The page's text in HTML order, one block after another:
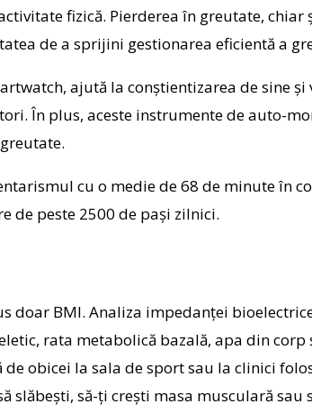
fizică. Pierderea în greutate,
de a sprijini gestionarea eficientă a
ajută la conștientizarea de sine
În plus, aceste instrumente de auto-
cu o medie de 68 de minute în
de peste 2500 de pași zilnici.
doar BMI. Analiza impedanței
rata metabolică bazală, apa din
obicei la sala de sport sau la clinici
slăbești, să-ți crești masa musculară